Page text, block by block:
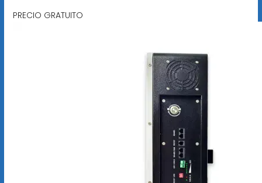
PRECIO GRATUITO